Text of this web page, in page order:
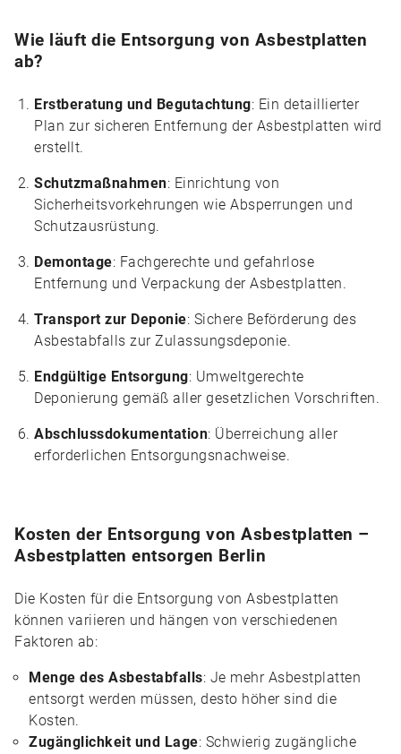
Wie läuft die Entsorgung von Asbestplatten
ab?
Erstberatung und Begutachtung: Ein detaillierter
Plan zur sicheren Entfernung der Asbestplatten wird
erstellt.
Schutzmaßnahmen: Einrichtung von
Sicherheitsvorkehrungen wie Absperrungen und
Schutzausrüstung.
Demontage: Fachgerechte und gefahrlose
Entfernung und Verpackung der Asbestplatten.
Transport zur Deponie: Sichere Beförderung des
Asbestabfalls zur Zulassungsdeponie.
Endgültige Entsorgung: Umweltgerechte
Deponierung gemäß aller gesetzlichen Vorschriften.
Abschlussdokumentation: Überreichung aller
erforderlichen Entsorgungsnachweise.
Kosten der Entsorgung von Asbestplatten –
Asbestplatten entsorgen Berlin
Die Kosten für die Entsorgung von Asbestplatten
können variieren und hängen von verschiedenen
Faktoren ab:
Menge des Asbestabfalls: Je mehr Asbestplatten
entsorgt werden müssen, desto höher sind die
Kosten.
Zugänglichkeit und Lage: Schwierig zugängliche